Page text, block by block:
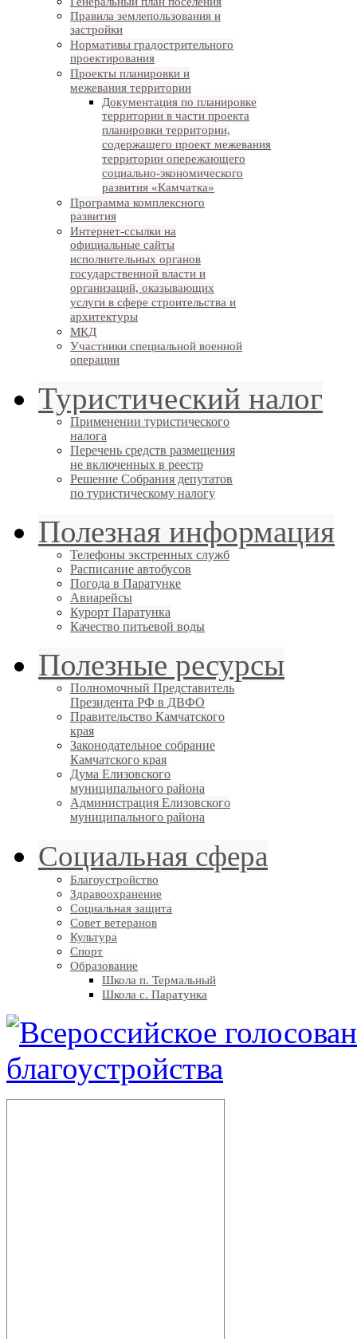
Правила землепользования и
застройки
Нормативы градострительного
проектирования
Проекты планировки и
межевания территории
Документация по планировке
территории в части проекта
планировки территории,
содержащего проект межевания
территории опережающего
социально-экономического
развития «Камчатка»
Программа комплексного
развития
Интернет-ссылки на
официальные сайты
исполнительных органов
государственной власти и
организаций, оказывающих
услуги в сфере строительства и
архитектуры
МКД
Участники специальной военной
операции
Туристический налог
Применении туристического
налога
Перечень средств размещения
не включенных в реестр
Решение Собрания депутатов
по туристическому налогу
Полезная информация
Телефоны экстренных служб
Расписание автобусов
Погода в Паратунке
Авиарейсы
Курорт Паратунка
Качество питьевой воды
Полезные ресурсы
Полномочный Представитель
Президента РФ в ДВФО
Правительство Камчатского
края
Законодательное собрание
Камчатского края
Дума Елизовского
муниципального района
Администрация Елизовского
муниципального района
Социальная сфера
Благоустройство
Здравоохранение
Социальная защита
Совет ветеранов
Культура
Спорт
Образование
Школа п. Термальный
Школа с. Паратунка